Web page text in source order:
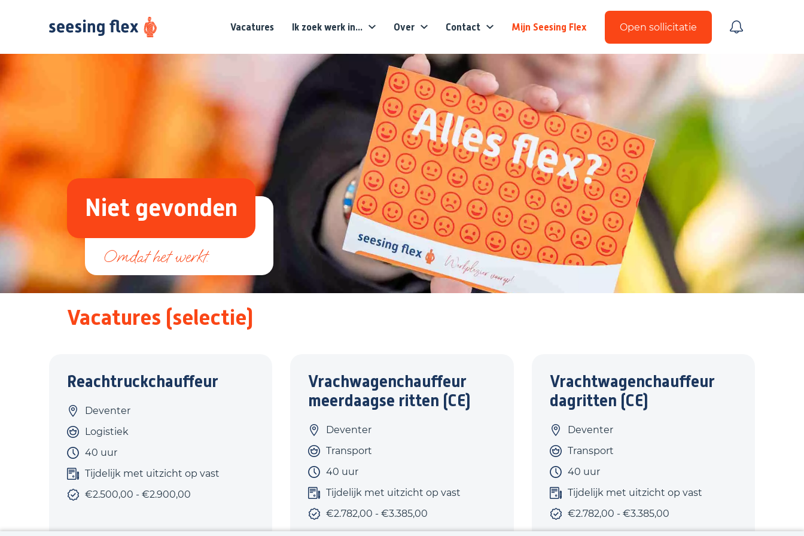
Vacatures Ik zoek werk in... Over Contact Mijn Seesing Flex Open sollicitatie
Niet gevonden
Vacatures (selectie)
Reachtruckchauffeur
Deventer
Logistiek
40 uur
Tijdelijk met uitzicht op vast
€2.500,00 - €2.900,00
Vrachwagenchauffeur
meerdaagse ritten (CE)
Deventer
Transport
40 uur
Tijdelijk met uitzicht op vast
€2.782,00 - €3.385,00
Vrachtwagenchauffeur
dagritten (CE)
Deventer
Transport
40 uur
Tijdelijk met uitzicht op vast
€2.782,00 - €3.385,00